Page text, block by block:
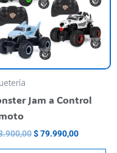
Jam a Control
$79.990,00
se